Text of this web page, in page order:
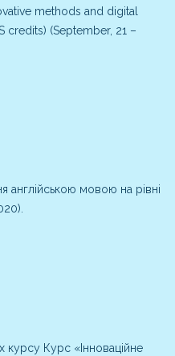
methods and digital
credits) (September, 21 –
англійською мовою на рівні
курсу Курс «Інноваційне